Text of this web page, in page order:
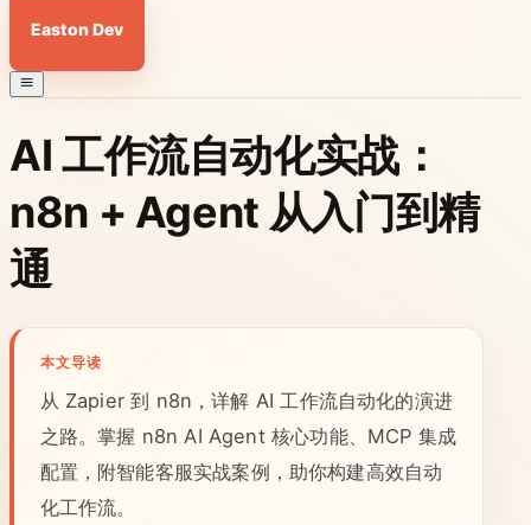
Easton Dev
AI 工作流自动化实战：
n8n + Agent 从入门到精
通
本文导读
从 Zapier 到 n8n，详解 AI 工作流自动化的演进
之路。掌握 n8n AI Agent 核心功能、MCP 集成
配置，附智能客服实战案例，助你构建高效自动
化工作流。